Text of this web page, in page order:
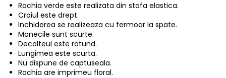
Rochia verde este realizata din stofa elastica.
Croiul este drept.
Inchiderea se realizeaza cu fermoar la spate.
Manecile sunt scurte.
Decolteul este rotund.
Lungimea este scurta.
Nu dispune de captuseala.
Rochia are imprimeu floral.